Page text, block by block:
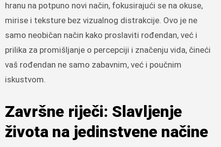
hranu na potpuno novi način, fokusirajući se na okuse,
mirise i teksture bez vizualnog distrakcije. Ovo je ne
samo neobičan način kako proslaviti rođendan, već i
prilika za promišljanje o percepciji i značenju vida, čineći
vaš rođendan ne samo zabavnim, već i poučnim
iskustvom.
Završne riječi: Slavljenje
života na jedinstvene načine